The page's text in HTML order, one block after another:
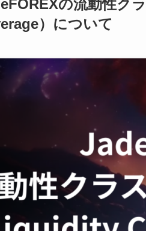
の流動性ク
）について